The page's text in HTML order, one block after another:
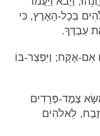
בְּכָל-הָאָרֶץ, כִּי
עַבְדֶּךָ.
אִם-אֶקָּח; וַיִּפְצַר-בּוֹ
צֶמֶד-פְּרָדִים
לֵאלֹהִים